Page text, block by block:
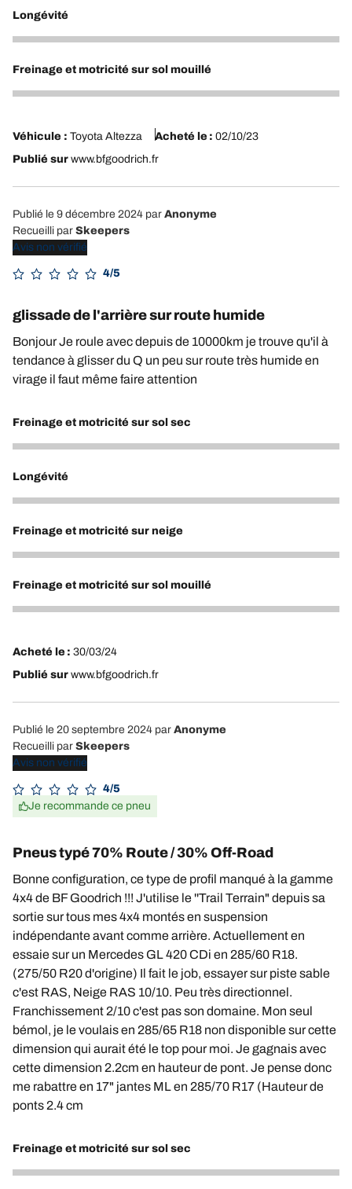
Longévité
4
Freinage et motricité sur sol mouillé
4
Véhicule : Toyota Altezza Acheté le : 02/10/23
Publié sur www.bfgoodrich.fr
Publié le 9 décembre 2024 par Anonyme
Recueilli par Skeepers
Avis non vérifié
4/5
glissade de l'arrière sur route humide
Bonjour Je roule avec depuis de 10000km je trouve qu'il à
tendance à glisser du Q un peu sur route très humide en
virage il faut même faire attention
Freinage et motricité sur sol sec
4
Longévité
5
Freinage et motricité sur neige
3
Freinage et motricité sur sol mouillé
3
Acheté le : 30/03/24
Publié sur www.bfgoodrich.fr
Publié le 20 septembre 2024 par Anonyme
Recueilli par Skeepers
Avis non vérifié
4/5
Je recommande ce pneu
Pneus typé 70% Route / 30% Off-Road
Bonne configuration, ce type de profil manqué à la gamme
4x4 de BF Goodrich !!! J'utilise le ''Trail Terrain" depuis sa
sortie sur tous mes 4x4 montés en suspension
indépendante avant comme arrière. Actuellement en
essaie sur un Mercedes GL 420 CDi en 285/60 R18.
(275/50 R20 d'origine) Il fait le job, essayer sur piste sable
c'est RAS, Neige RAS 10/10. Peu très directionnel.
Franchissement 2/10 c'est pas son domaine. Mon seul
bémol, je le voulais en 285/65 R18 non disponible sur cette
dimension qui aurait été le top pour moi. Je gagnais avec
cette dimension 2.2cm en hauteur de pont. Je pense donc
me rabattre en 17" jantes ML en 285/70 R17 (Hauteur de
ponts 2.4 cm
Freinage et motricité sur sol sec
4